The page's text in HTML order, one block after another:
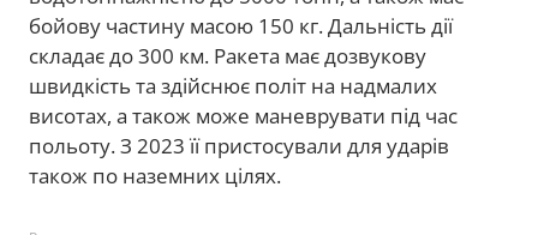
бойову частину масою 150 кг. Дальність дії
складає до 300 км. Ракета має дозвукову
швидкість та здійснює політ на надмалих
висотах, а також може маневрувати під час
польоту. З 2023 її пристосували для ударів
також по наземних цілях.